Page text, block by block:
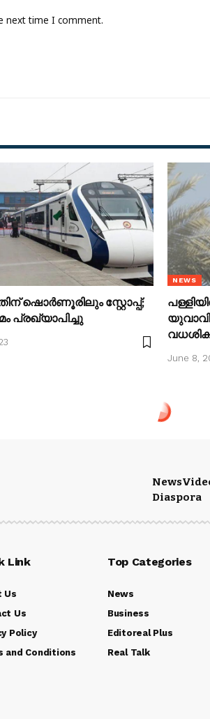
next time I comment.
ഷൊര്‍ണൂരിലും സ്റ്റോപ്പ്;
പ്രഖ്യാപിച്ചു
NEWS
June 8,
News
Diaspora
Link
Us
Us
Policy
and Conditions
Top Categories
News
Business
Editoreal Plus
Real Talk